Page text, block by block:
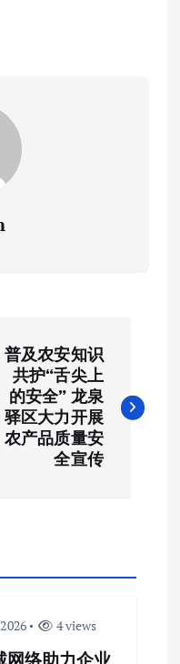
普及农安知识
共护“舌尖上
的安全” 龙泉
驿区大力开展
农产品质量安
全宣传
4 views
网络助力企业